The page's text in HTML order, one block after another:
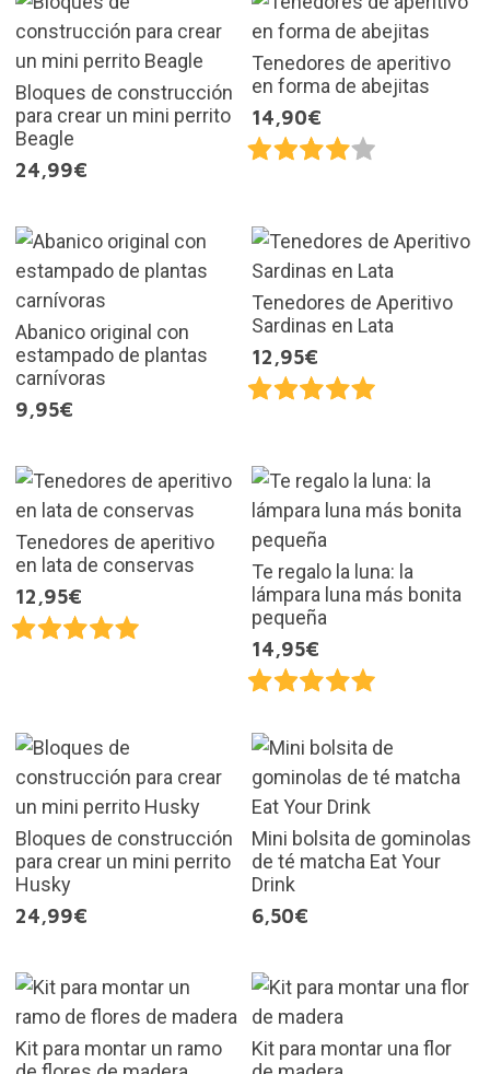
Bloques de construcción
para crear un mini perrito
Beagle
24,99€
Tenedores de aperitivo
en forma de abejitas
14,90€
Abanico original con
estampado de plantas
carnívoras
9,95€
Tenedores de Aperitivo
Sardinas en Lata
12,95€
Tenedores de aperitivo
en lata de conservas
12,95€
Te regalo la luna: la
lámpara luna más bonita
pequeña
14,95€
Bloques de construcción
para crear un mini perrito
Husky
24,99€
Mini bolsita de gominolas
de té matcha Eat Your
Drink
6,50€
Kit para montar un ramo
Kit para montar una flor